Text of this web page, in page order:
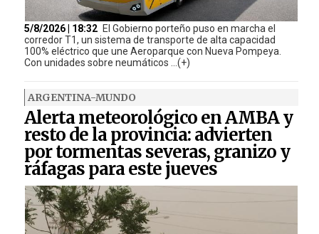
5/8/2026 | 18:32 El Gobierno porteño puso en marcha el
corredor T1, un sistema de transporte de alta capacidad
100% eléctrico que une Aeroparque con Nueva Pompeya.
Con unidades sobre neumáticos ...(+)
ARGENTINA-MUNDO
Alerta meteorológico en AMBA y
resto de la provincia: advierten
por tormentas severas, granizo y
ráfagas para este jueves